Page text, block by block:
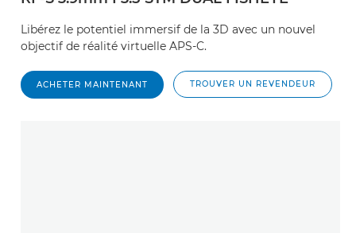
Libérez le potentiel immersif de la 3D avec un nouvel
objectif de réalité virtuelle APS-C.
ACHETER MAINTENANT TROUVER UN REVENDEUR